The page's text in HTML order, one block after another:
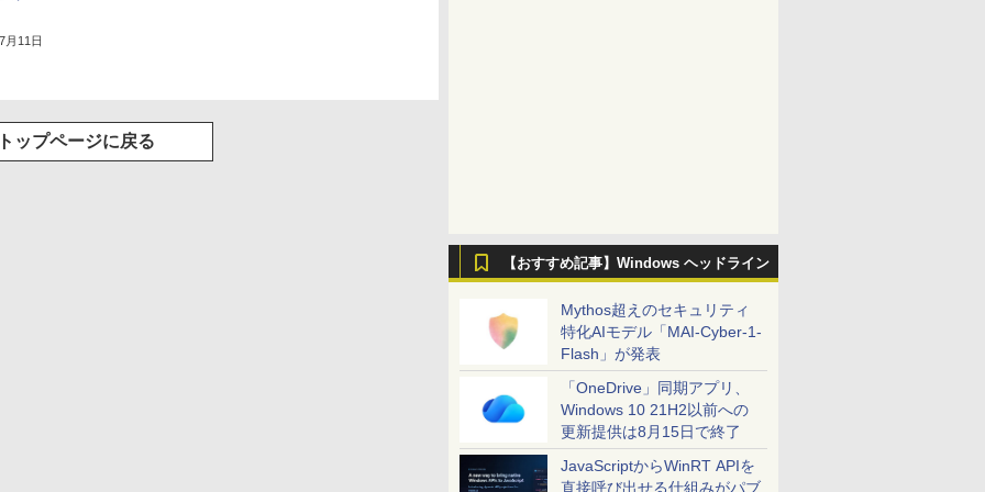
【おすすめ記事】Windows ヘッドライン
Mythos超えのセキュリティ
特化AIモデル「MAI-Cyber-1-
Flash」が発表
「OneDrive」同期アプリ、
Windows 10 21H2以前への
更新提供は8月15日で終了
JavaScriptからWinRT APIを
直接呼び出せる仕組みがパブ
月11日
トップページに戻る